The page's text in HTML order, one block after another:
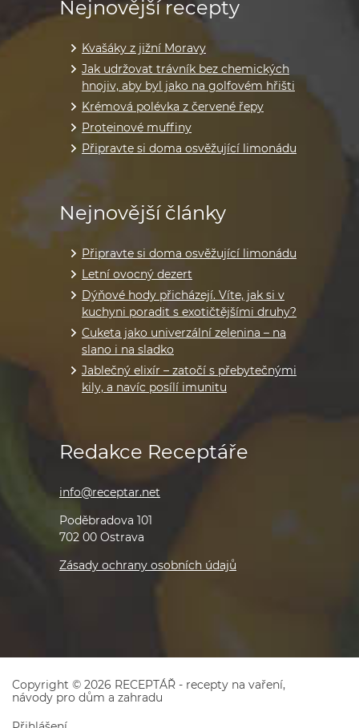
Nejnovější recepty
Kvašáky z jižní Moravy
Jak udržovat trávník bez chemických
hnojiv, aby byl jako na golfovém hřišti
Krémová polévka z červené řepy
Proteinové muffiny
Připravte si doma osvěžující limonádu
Nejnovější články
Připravte si doma osvěžující limonádu
Letní ovocný dezert
Dýňové hody přicházejí. Víte, jak si v
kuchyni poradit s exotičtějšími druhy?
Cuketa jako univerzální zelenina – na
slano i na sladko
Jablečný elixír – zatočí s přebytečnými
kily, a navíc posílí imunitu
Redakce Receptáře
info@receptar.net
Poděbradova 101
702 00 Ostrava
Zásady ochrany osobních údajů
Copyright © 2026 RECEPTÁŘ - recepty na vaření,
návody pro dům a zahradu